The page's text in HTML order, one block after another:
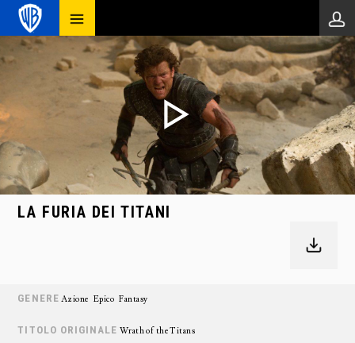
LA FURIA DEI TITANI
GENERE Azione Epico Fantasy
TITOLO ORIGINALE Wrath of the Titans